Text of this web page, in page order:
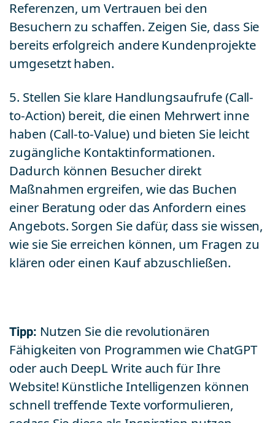
Referenzen, um Vertrauen bei den
Besuchern zu schaffen. Zeigen Sie, dass Sie
bereits erfolgreich andere Kundenprojekte
umgesetzt haben.
5. Stellen Sie klare Handlungsaufrufe (Call-
to-Action) bereit, die einen Mehrwert inne
haben (Call-to-Value) und bieten Sie leicht
zugängliche Kontaktinformationen.
Dadurch können Besucher direkt
Maßnahmen ergreifen, wie das Buchen
einer Beratung oder das Anfordern eines
Angebots. Sorgen Sie dafür, dass sie wissen,
wie sie Sie erreichen können, um Fragen zu
klären oder einen Kauf abzuschließen.
Tipp: Nutzen Sie die revolutionären
Fähigkeiten von Programmen wie ChatGPT
oder auch DeepL Write auch für Ihre
Website! Künstliche Intelligenzen können
schnell treffende Texte vorformulieren,